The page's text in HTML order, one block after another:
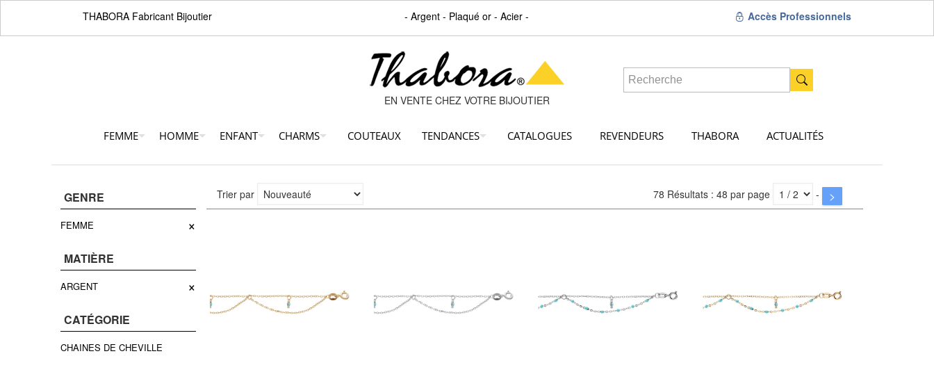
THABORA Fabricant Bijoutier - Argent - Plaqué or - Acier - Accès Professionnels
EN VENTE CHEZ VOTRE BIJOUTIER
FEMME HOMME ENFANT CHARMS COUTEAUX TENDANCES CATALOGUES REVENDEURS THABORA ACTUALITÉS
Trier par 78 Résultats : 48 par page - >
GENRE
FEMME ×
MATIÈRE
ARGENT ×
CATÉGORIE
CHAINES DE CHEVILLE